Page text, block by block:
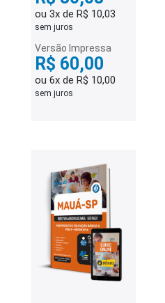
ou 3x de R$ 10,03
sem juros
Versão Impressa
R$ 60,00
ou 6x de R$ 10,00
sem juros